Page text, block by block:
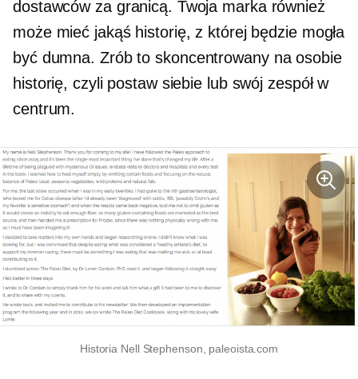
dostawców za granicą. Twoja marka również
może mieć jakąś historię, z której będzie mogła
być dumna. Zrób toskoncentrowany na osobie
historię, czyli postaw siebie lub swój zespół w
centrum.
Historia Nell Stephenson, paleoista.com